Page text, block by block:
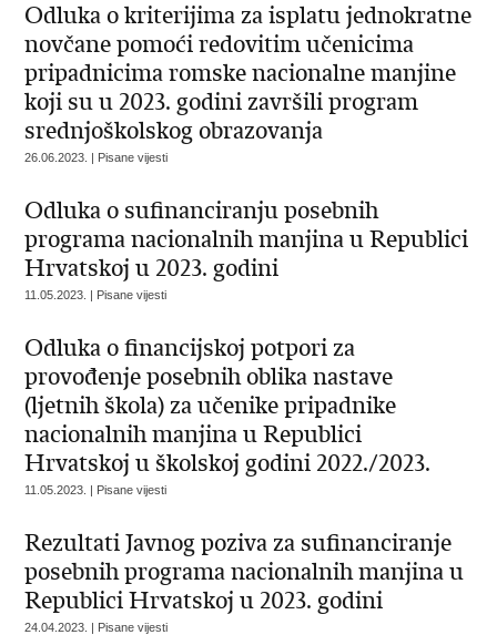
Odluka o kriterijima za isplatu jednokratne
novčane pomoći redovitim učenicima
pripadnicima romske nacionalne manjine
koji su u 2023. godini završili program
srednjoškolskog obrazovanja
26.06.2023. | Pisane vijesti
Odluka o sufinanciranju posebnih
programa nacionalnih manjina u Republici
Hrvatskoj u 2023. godini
11.05.2023. | Pisane vijesti
Odluka o financijskoj potpori za
provođenje posebnih oblika nastave
(ljetnih škola) za učenike pripadnike
nacionalnih manjina u Republici
Hrvatskoj u školskoj godini 2022./2023.
11.05.2023. | Pisane vijesti
Rezultati Javnog poziva za sufinanciranje
posebnih programa nacionalnih manjina u
Republici Hrvatskoj u 2023. godini
24.04.2023. | Pisane vijesti